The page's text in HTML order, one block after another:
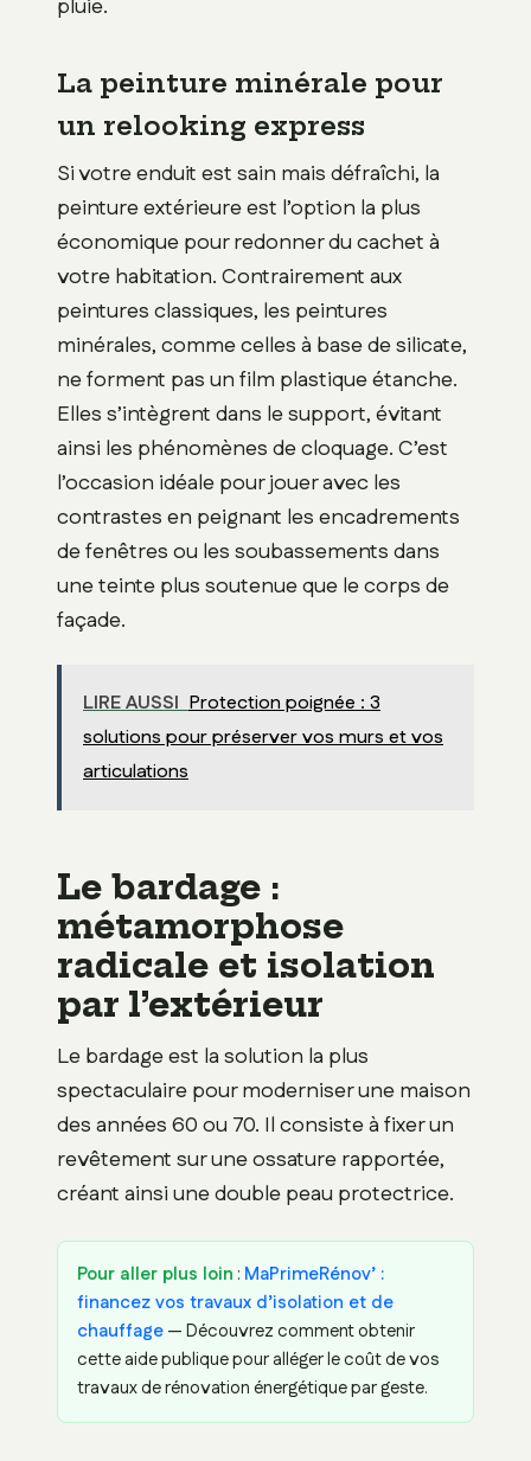
pluie.
La peinture minérale pour
un relooking express
Si votre enduit est sain mais défraîchi, la
peinture extérieure est l’option la plus
économique pour redonner du cachet à
votre habitation. Contrairement aux
peintures classiques, les peintures
minérales, comme celles à base de silicate,
ne forment pas un film plastique étanche.
Elles s’intègrent dans le support, évitant
ainsi les phénomènes de cloquage. C’est
l’occasion idéale pour jouer avec les
contrastes en peignant les encadrements
de fenêtres ou les soubassements dans
une teinte plus soutenue que le corps de
façade.
LIRE AUSSI Protection poignée : 3
solutions pour préserver vos murs et vos
articulations
Le bardage :
métamorphose
radicale et isolation
par l’extérieur
Le bardage est la solution la plus
spectaculaire pour moderniser une maison
des années 60 ou 70. Il consiste à fixer un
revêtement sur une ossature rapportée,
créant ainsi une double peau protectrice.
Pour aller plus loin : MaPrimeRénov’ :
financez vos travaux d’isolation et de
chauffage— Découvrez comment obtenir
cette aide publique pour alléger le coût de vos
travaux de rénovation énergétique par geste.